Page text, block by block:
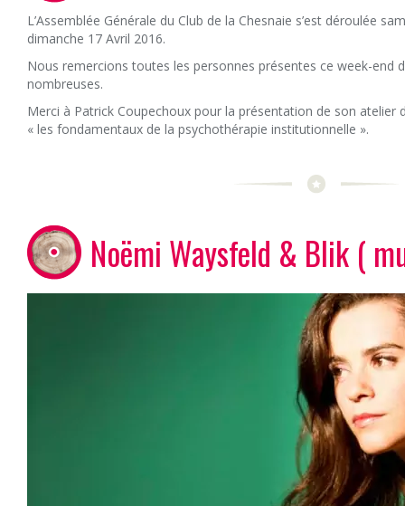
L’Assemblée Générale du Club de la Chesnaie s’est déroulée
dimanche 17 Avril 2016.
Nous remercions toutes les personnes présentes ce week-end
nombreuses.
Merci à Patrick Coupechoux pour la présentation de son atelier
« les fondamentaux de la psychothérapie institutionnelle ».
Noëmi Waysfeld & Blik (